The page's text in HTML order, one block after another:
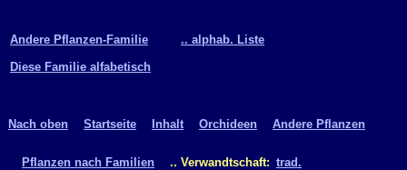
Andere Pflanzen-Familie
.. alphab. Liste
Diese Familie alfabetisch
Nach oben Startseite Inhalt Orchideen Andere Pflanzen
Pflanzen nach Familien .. Verwandtschaft: trad.